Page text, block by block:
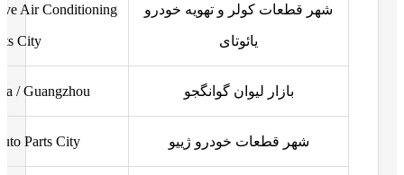
شهر قطعات کولر و تهویه خودرو
یائوتای
Air Conditioning
City
بازار لیوان گوانگجو / Guangzhou
شهر قطعات خودرو ژییو Parts City